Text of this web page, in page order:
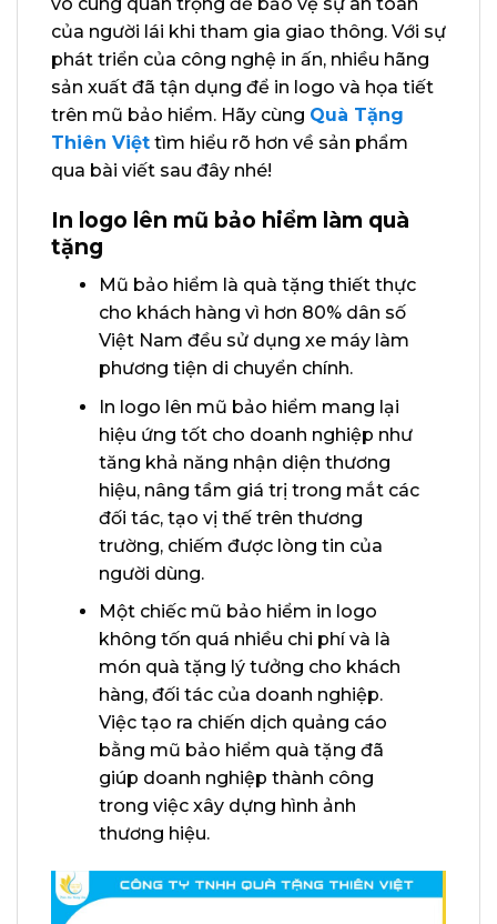
của người lái khi tham gia giao thông. Với sự
phát triển của công nghệ in ấn, nhiều hãng
sản xuất đã tận dụng để in logo và họa tiết
trên mũ bảo hiểm. Hãy cùng Quà Tặng
Thiên Việt tìm hiểu rõ hơn về sản phẩm
qua bài viết sau đây nhé!
In logo lên mũ bảo hiểm làm quà
tặng
Mũ bảo hiểm là quà tặng thiết thực
cho khách hàng vì hơn 80% dân số
Việt Nam đều sử dụng xe máy làm
phương tiện di chuyển chính.
In logo lên mũ bảo hiểm mang lại
hiệu ứng tốt cho doanh nghiệp như
tăng khả năng nhận diện thương
hiệu, nâng tầm giá trị trong mắt các
đối tác, tạo vị thế trên thương
trường, chiếm được lòng tin của
người dùng.
Một chiếc mũ bảo hiểm in logo
không tốn quá nhiều chi phí và là
món quà tặng lý tưởng cho khách
hàng, đối tác của doanh nghiệp.
Việc tạo ra chiến dịch quảng cáo
bằng mũ bảo hiểm quà tặng đã
giúp doanh nghiệp thành công
trong việc xây dựng hình ảnh
thương hiệu.